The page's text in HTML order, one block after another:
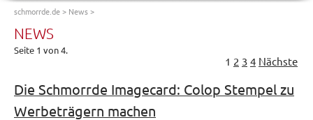
schmorrde.de> News>
NEWS
Seite 1 von 4.
1 2 3 4 Nächste
Die Schmorrde Imagecard: Colop Stempel zu
Werbeträgern machen